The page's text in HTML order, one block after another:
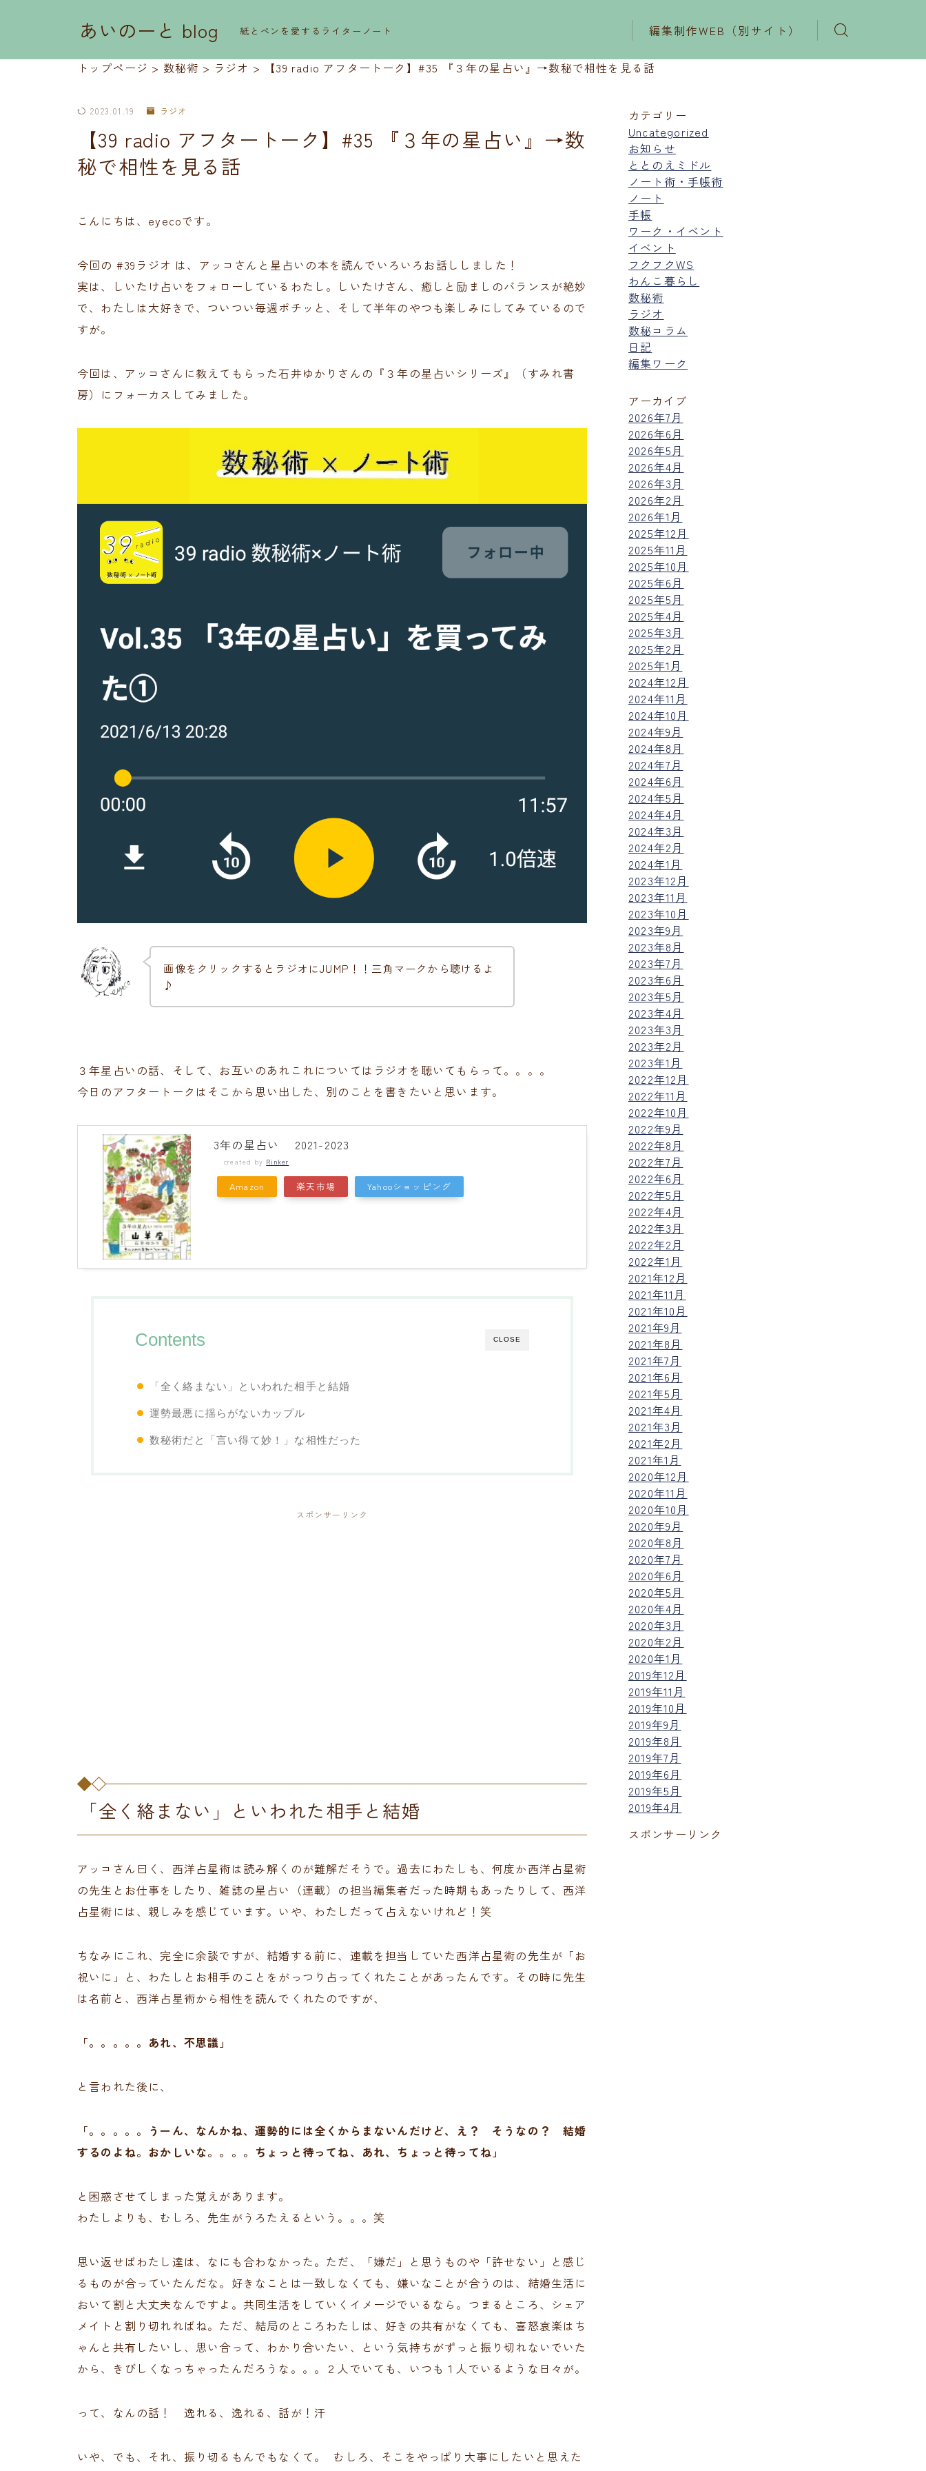
あいのーと blog 紙とペンを愛するライターノート 編集制作WEB（別サイト）
トップページ > 数秘術 > ラジオ > 【39 radio アフタートーク】#35 『３年の星占い』→数秘で相性を見る話
2023.01.19 ラジオ
【39 radio アフタートーク】#35 『３年の星占い』→数
秘で相性を見る話
こんにちは、eyecoです。
今回の #39ラジオ は、アッコさんと星占いの本を読んでいろいろお話ししました！
実は、しいたけ占いをフォローしているわたし。しいたけさん、癒しと励ましのバランスが絶妙
で、わたしは大好きで、ついつい毎週ポチッと、そして半年のやつも楽しみにしてみているので
すが。
今回は、アッコさんに教えてもらった石井ゆかりさんの『３年の星占いシリーズ』（すみれ書
房）にフォーカスしてみました。
画像をクリックするとラジオにJUMP！！三角マークから聴けるよ
♪
３年星占いの話、そして、お互いのあれこれについてはラジオを聴いてもらって。。。。
今日のアフタートークはそこから思い出した、別のことを書きたいと思います。
3年の星占い 2021-2023
created by Rinker
Amazon 楽天市場 Yahooショッピング
CLOSE
Contents
「全く絡まない」といわれた相手と結婚
運勢最悪に揺らがないカップル
数秘術だと「言い得て妙！」な相性だった
スポンサーリンク
「全く絡まない」といわれた相手と結婚
アッコさん曰く、西洋占星術は読み解くのが難解だそうで。過去にわたしも、何度か西洋占星術
の先生とお仕事をしたり、雑誌の星占い（連載）の担当編集者だった時期もあったりして、西洋
占星術には、親しみを感じています。いや、わたしだって占えないけれど！笑
ちなみにこれ、完全に余談ですが、結婚する前に、連載を担当していた西洋占星術の先生が「お
祝いに」と、わたしとお相手のことをがっつり占ってくれたことがあったんです。その時に先生
は名前と、西洋占星術から相性を読んでくれたのですが、
「。。。。。あれ、不思議」
と言われた後に、
「。。。。。うーん、なんかね、運勢的には全くからまないんだけど、え？ そうなの？ 結婚
するのよね。おかしいな。。。。ちょっと待ってね、あれ、ちょっと待ってね」
と困惑させてしまった覚えがあります。
わたしよりも、むしろ、先生がうろたえるという。。。笑
思い返せばわたし達は、なにも合わなかった。ただ、「嫌だ」と思うものや「許せない」と感じ
るものが合っていたんだな。好きなことは一致しなくても、嫌いなことが合うのは、結婚生活に
おいて割と大丈夫なんですよ。共同生活をしていくイメージでいるなら。つまるところ、シェア
メイトと割り切れればね。ただ、結局のところわたしは、好きの共有がなくても、喜怒哀楽はち
ゃんと共有したいし、思い合って、わかり合いたい、という気持ちがずっと振り切れないでいた
から、きびしくなっちゃったんだろうな。。。２人でいても、いつも１人でいるような日々が。
って、なんの話！ 逸れる、逸れる、話が！汗
いや、でも、それ、振り切るもんでもなくて。 むしろ、そこをやっぱり大事にしたいと思えた
カテゴリー
Uncategorized
お知らせ
ととのえミドル
ノート術・手帳術
ノート
手帳
ワーク・イベント
イベント
フクフクWS
わんこ暮らし
数秘術
ラジオ
数秘コラム
日記
編集ワーク
アーカイブ
2026年7月
2026年6月
2026年5月
2026年4月
2026年3月
2026年2月
2026年1月
2025年12月
2025年11月
2025年10月
2025年6月
2025年5月
2025年4月
2025年3月
2025年2月
2025年1月
2024年12月
2024年11月
2024年10月
2024年9月
2024年8月
2024年7月
2024年6月
2024年5月
2024年4月
2024年3月
2024年2月
2024年1月
2023年12月
2023年11月
2023年10月
2023年9月
2023年8月
2023年7月
2023年6月
2023年5月
2023年4月
2023年3月
2023年2月
2023年1月
2022年12月
2022年11月
2022年10月
2022年9月
2022年8月
2022年7月
2022年6月
2022年5月
2022年4月
2022年3月
2022年2月
2022年1月
2021年12月
2021年11月
2021年10月
2021年9月
2021年8月
2021年7月
2021年6月
2021年5月
2021年4月
2021年3月
2021年2月
2021年1月
2020年12月
2020年11月
2020年10月
2020年9月
2020年8月
2020年7月
2020年6月
2020年5月
2020年4月
2020年3月
2020年2月
2020年1月
2019年12月
2019年11月
2019年10月
2019年9月
2019年8月
2019年7月
2019年6月
2019年5月
2019年4月
スポンサーリンク